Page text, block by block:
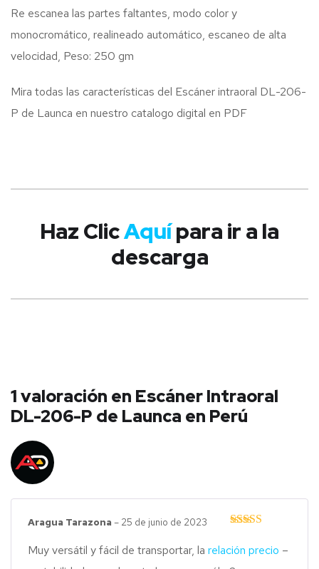
Re escanea las partes faltantes, modo color y
monocromático, realineado automático, escaneo de alta
velocidad, Peso: 250 gm
Mira todas las características del Escáner intraoral DL-206-
P de Launca en nuestro catalogo digital en PDF
Haz ClicAquípara ir a la
descarga
1 valoración en Escáner Intraoral
DL-206-P de Launca en Perú
5de 5
Aragua Tarazona – 25 de junio de 2023
Muy versátil y fácil de transportar, la relación precio –